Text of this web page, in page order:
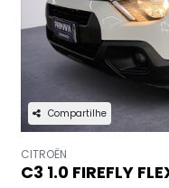
Compartilhe
CITROËN
C3 1.0 FIREFLY